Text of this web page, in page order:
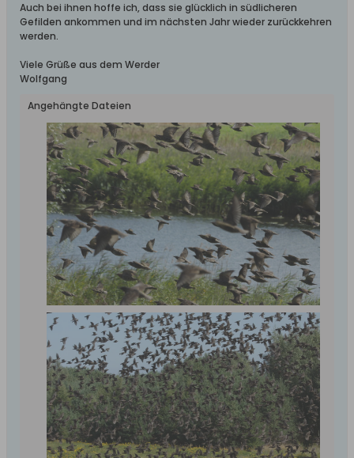
Auch bei ihnen hoffe ich, dass sie glücklich in südlicheren
Gefilden ankommen und im nächsten Jahr wieder zurückkehren
werden.
Viele Grüße aus dem Werder
Wolfgang
Angehängte Dateien